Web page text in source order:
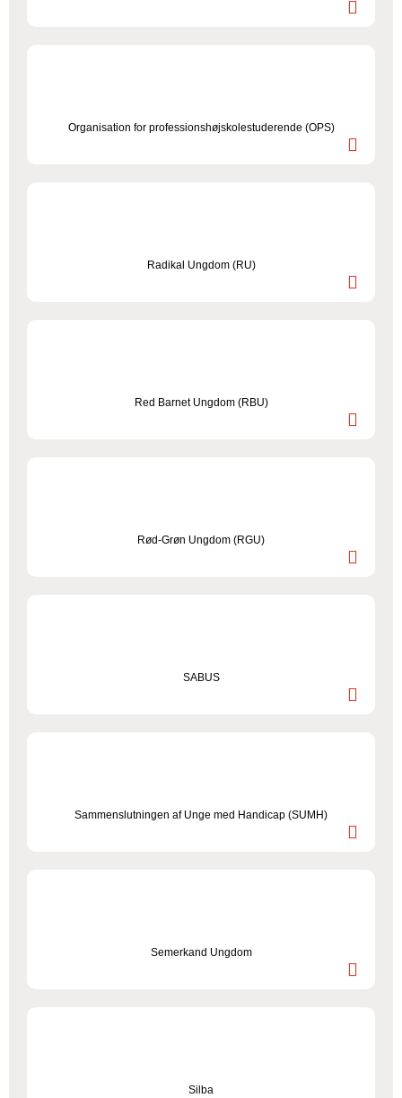
Organisation for professionshøjskolestuderende (OPS)
Radikal Ungdom (RU)
Red Barnet Ungdom (RBU)
Rød-Grøn Ungdom (RGU)
SABUS
Sammenslutningen af Unge med Handicap (SUMH)
Semerkand Ungdom
Silba